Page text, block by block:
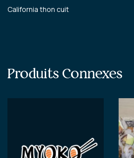
California thon cuit
Produits Connexes